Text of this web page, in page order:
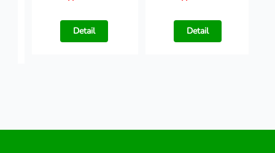
Detail Detail